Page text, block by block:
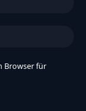
Browser für